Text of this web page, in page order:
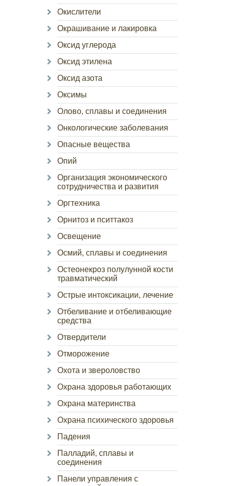
Окислители
Окрашивание и лакировка
Оксид углерода
Оксид этилена
Оксид азота
Оксимы
Олово, сплавы и соединения
Онкологические заболевания
Опасные вещества
Опий
Организация экономического
сотрудничества и развития
Оргтехника
Орнитоз и пситтакоз
Освещение
Осмий, сплавы и соединения
Остеонекроз полулунной кости
травматический
Острые интоксикации, лечение
Отбеливание и отбеливающие
средства
Отвердители
Отморожение
Охота и звероловство
Охрана здоровья работающих
Охрана материнства
Охрана психического здоровья
Падения
Палладий, сплавы и
соединения
Панели управления с